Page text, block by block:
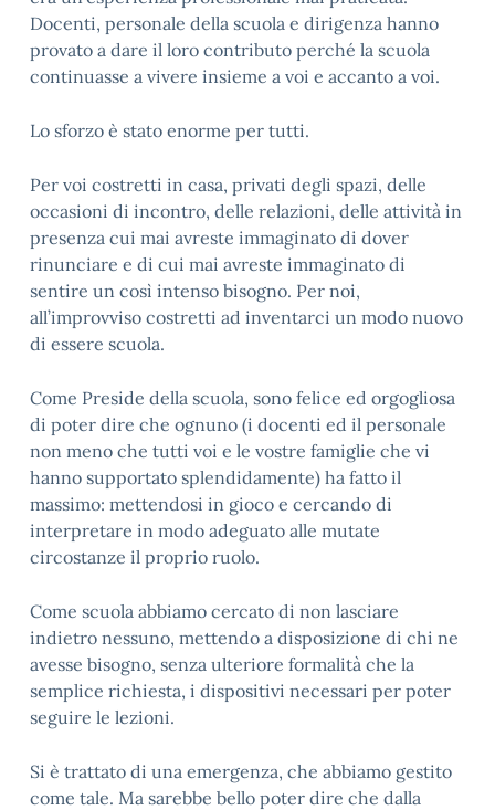
Docenti, personale della scuola e dirigenza hanno
provato a dare il loro contributo perché la scuola
continuasse a vivere insieme a voi e accanto a voi.
Lo sforzo è stato enorme per tutti.
Per voi costretti in casa, privati degli spazi, delle
occasioni di incontro, delle relazioni, delle attività in
presenza cui mai avreste immaginato di dover
rinunciare e di cui mai avreste immaginato di
sentire un così intenso bisogno. Per noi,
all’improvviso costretti ad inventarci un modo nuovo
di essere scuola.
Come Preside della scuola, sono felice ed orgogliosa
di poter dire che ognuno (i docenti ed il personale
non meno che tutti voi e le vostre famiglie che vi
hanno supportato splendidamente) ha fatto il
massimo: mettendosi in gioco e cercando di
interpretare in modo adeguato alle mutate
circostanze il proprio ruolo.
Come scuola abbiamo cercato di non lasciare
indietro nessuno, mettendo a disposizione di chi ne
avesse bisogno, senza ulteriore formalità che la
semplice richiesta, i dispositivi necessari per poter
seguire le lezioni.
Si è trattato di una emergenza, che abbiamo gestito
come tale. Ma sarebbe bello poter dire che dalla